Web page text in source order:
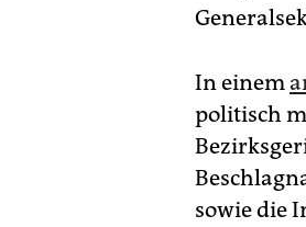
In einem
politisch
sowie die